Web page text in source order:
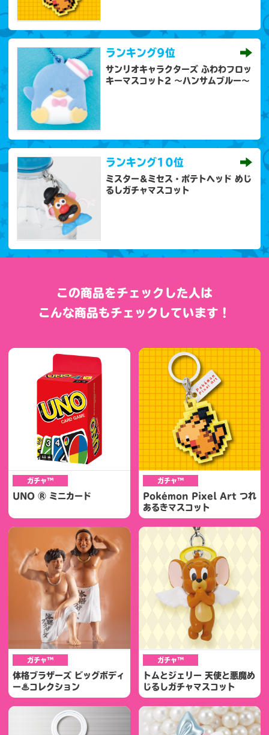
ランキング9位
サンリオキャラクターズ ふわわフロッ
キーマスコット2 ～ハンサムブルー～
ランキング10位
ミスター＆ミセス・ポテトヘッド めじ
るしガチャマスコット
この商品をチェックした人は
こんな商品もチェックしています！
ガチャ™
UNO ® ミニカード
ガチャ™
Pokémon Pixel Art つれ
あるきマスコット
ガチャ™
体格ブラザーズ ビッグボディ
ー♨コレクション
ガチャ™
トムとジェリー 天使と悪魔め
じるしガチャマスコット